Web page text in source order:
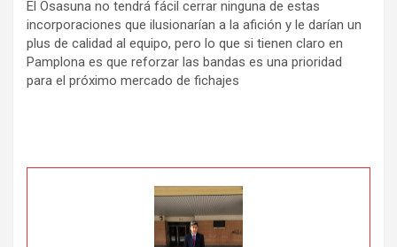
El Osasuna no tendrá fácil cerrar ninguna de estas
incorporaciones que ilusionarían a la afición y le darían un
plus de calidad al equipo, pero lo que si tienen claro en
Pamplona es que reforzar las bandas es una prioridad
para el próximo mercado de fichajes